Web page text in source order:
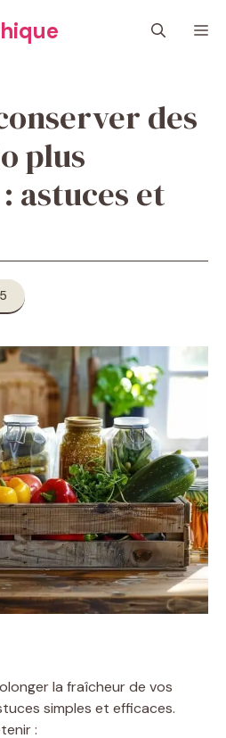
des
plus
astuces et
la fraîcheur de vos
simples et efficaces.
: